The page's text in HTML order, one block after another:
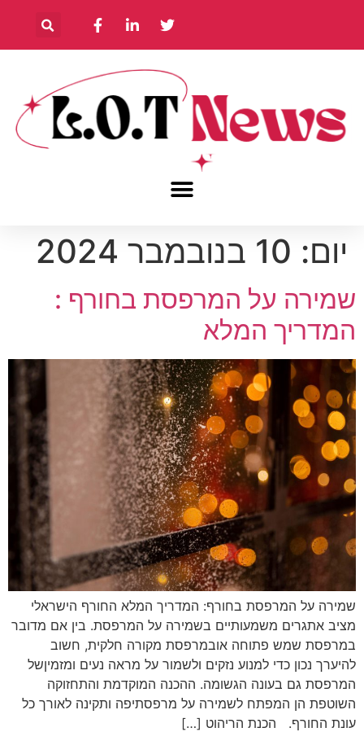
יום: 10 בנובמבר 2024
שמירה על המרפסת בחורף :
המדריך המלא
שמירה על המרפסת בחורף: המדריך המלא החורף הישראלי
מציב אתגרים משמעותיים בשמירה על המרפסת. בין אם מדובר
במרפסת שמש פתוחה אובמרפסת מקורה חלקית, חשוב
להיערך נכון כדי למנוע נזקים ולשמור על מראה נעים ומזמיןשל
המרפסת גם בעונה הגשומה. ההכנה המוקדמת והתחזוקה
השוטפת הן המפתח לשמירה על מרפסתיפה ותקינה לאורך כל
עונת החורף. הכנת הריהוט […]